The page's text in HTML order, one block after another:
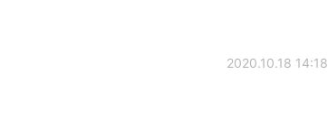
2020.10.18 14:18